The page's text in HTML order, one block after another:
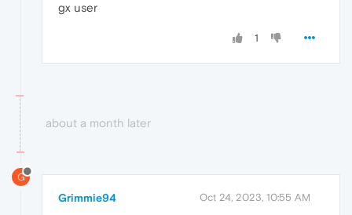
gx user
1
about a month later
G
Grimmie94 Oct 24, 2023, 10:55 AM